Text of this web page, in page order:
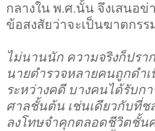
กลางใน พ.ศ.นั้น จึงเสนอข่
ข้อสงสัยว่าจะเป็นฆาตกรร
ไม่นานนัก ความจริงก็ปรา
นายตำรวจหลายคนถูกดำ
ระหว่างคดี บางคนได้รับก
ศาลชั้นต้น เช่นเดียวกับที่ช
ลงโทษจำคุกตลอดชีวิตชั้น